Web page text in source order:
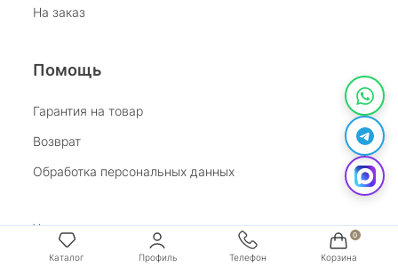
На заказ
Помощь
Гарантия на товар
Возврат
Обработка персональных данных
Условия оплаты
Условия доставки
Каталог Профиль Телефон Корзина